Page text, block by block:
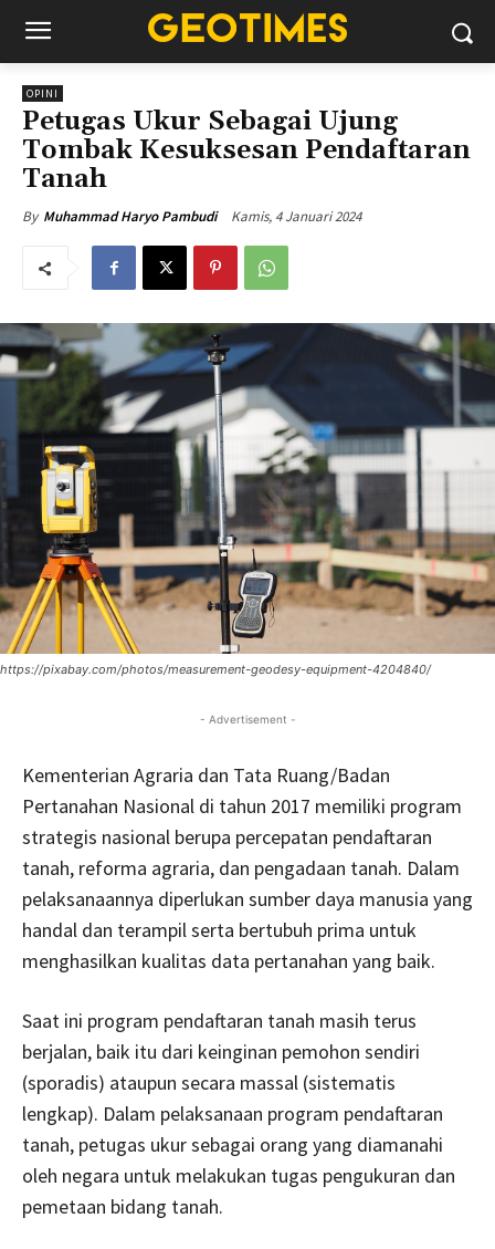
OPINI
Petugas Ukur Sebagai Ujung
Tombak Kesuksesan Pendaftaran
Tanah
By Muhammad Haryo Pambudi Kamis, 4 Januari 2024
https://pixabay.com/photos/measurement-geodesy-equipment-4204840/
- Advertisement -
Kementerian Agraria dan Tata Ruang/Badan
Pertanahan Nasional di tahun 2017 memiliki program
strategis nasional berupa percepatan pendaftaran
tanah, reforma agraria, dan pengadaan tanah. Dalam
pelaksanaannya diperlukan sumber daya manusia yang
handal dan terampil serta bertubuh prima untuk
menghasilkan kualitas data pertanahan yang baik.
Saat ini program pendaftaran tanah masih terus
berjalan, baik itu dari keinginan pemohon sendiri
(sporadis) ataupun secara massal (sistematis
lengkap). Dalam pelaksanaan program pendaftaran
tanah, petugas ukur sebagai orang yang diamanahi
oleh negara untuk melakukan tugas pengukuran dan
pemetaan bidang tanah.